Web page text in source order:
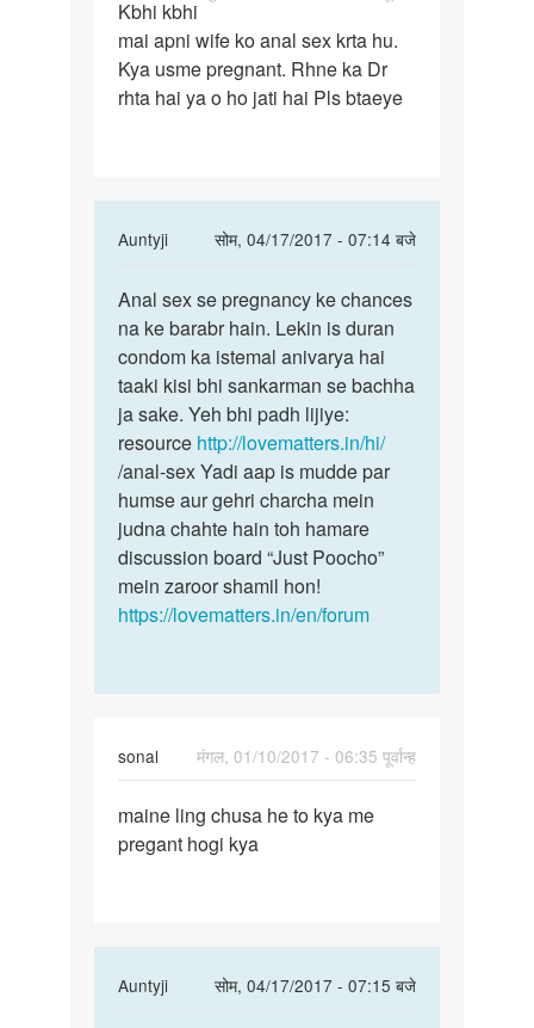
Kbhi
kbhi
mai
apni
Kbhi kbhi
mai apni wife ko anal sex krta hu.
Kya usme pregnant. Rhne ka Dr
rhta hai ya o ho jati hai Pls btaeye
Auntyji
सोम, 04/17/2017 - 07:14 बजे
In
to
Kbhi
kbhi
mai
apni
wife
ko
by
Rahul
Singh
singh
Anal
sex
se
pregnancy
ke
Anal sex se pregnancy ke chances
na ke barabr hain. Lekin is duran
condom ka istemal anivarya hai
taaki kisi bhi sankarman se bachha
ja sake. Yeh bhi padh lijiye:
resource http://lovematters.in/hi/
/anal-sex Yadi aap is mudde par
humse aur gehri charcha mein
judna chahte hain toh hamare
discussion board “Just Poocho”
mein zaroor shamil hon!
https://lovematters.in/en/forum
sonal
मंगल, 01/10/2017 - 06:35 पूर्वान्ह
maine
ling
me
maine ling chusa he to kya me
pregant hogi kya
Auntyji
सोम, 04/17/2017 - 07:15 बजे
In